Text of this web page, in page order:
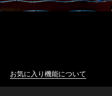
お気に入り機能について